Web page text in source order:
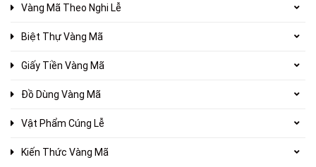
Vàng Mã Theo Nghi Lễ
Biệt Thự Vàng Mã
Giấy Tiền Vàng Mã
Đồ Dùng Vàng Mã
Vật Phẩm Cúng Lễ
Kiến Thức Vàng Mã